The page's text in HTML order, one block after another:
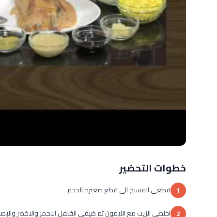
خطوات التحضير
1 قطعي الفسيخ الى قطع صغيرة الحجم
2 اخلطي الزيت مع الليمون ثم ضيفي الفلفل الاحمر والاخضر